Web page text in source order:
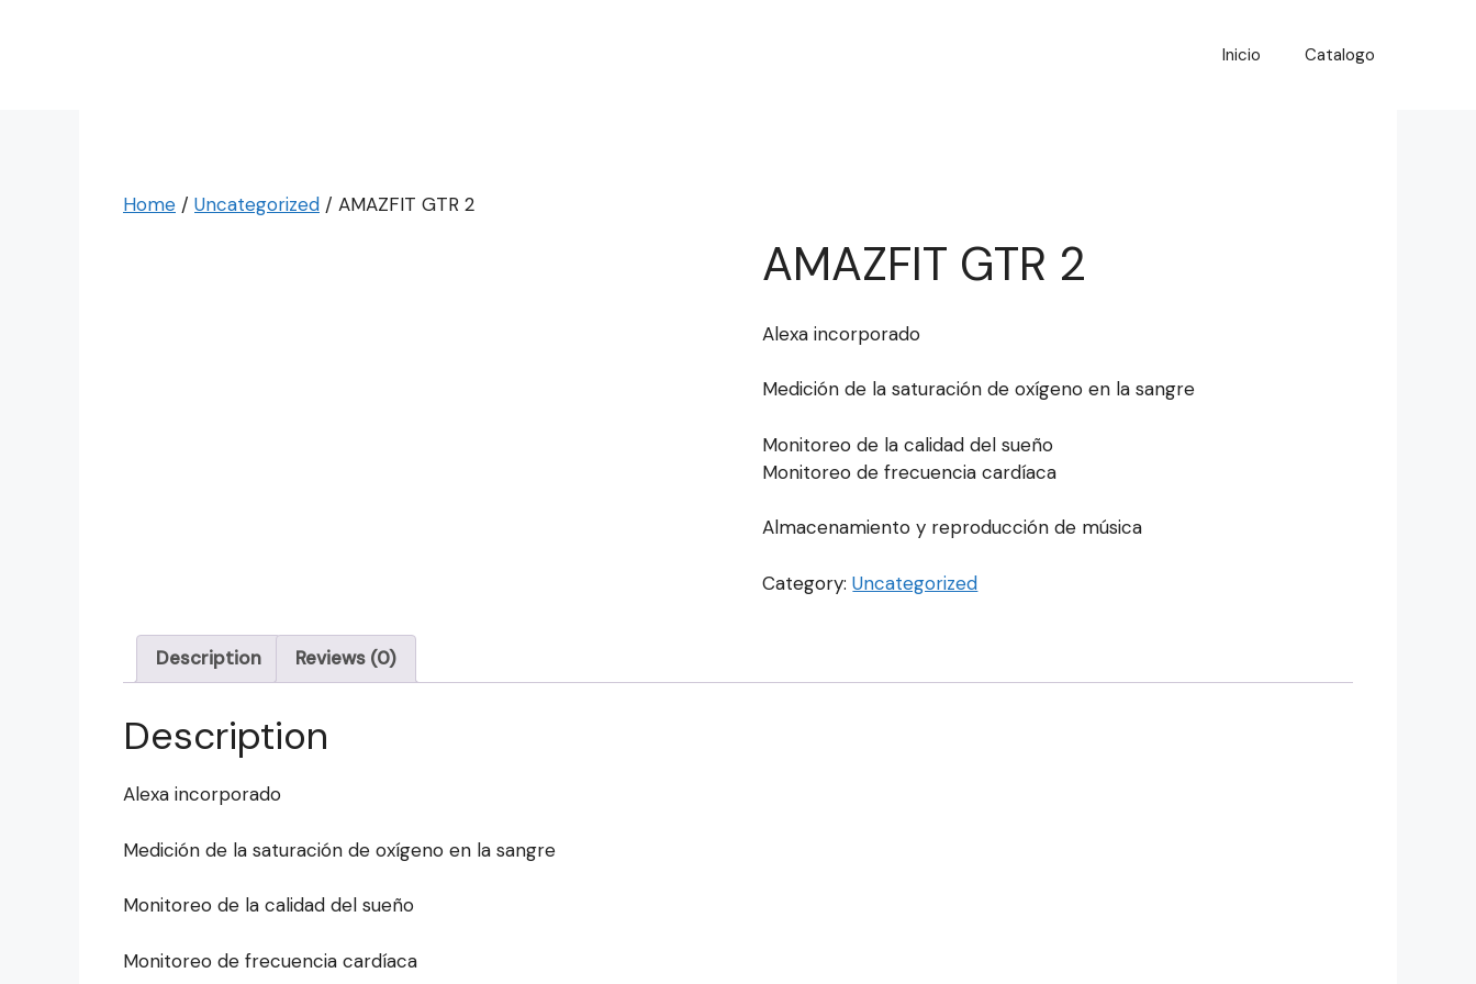
Inicio Catalogo
Home / Uncategorized / AMAZFIT GTR 2
AMAZFIT GTR 2
Alexa incorporado
Medición de la saturación de oxígeno en la sangre
Monitoreo de la calidad del sueño
Monitoreo de frecuencia cardíaca
Almacenamiento y reproducción de música
Category:Uncategorized
Description Reviews (0)
Description
Alexa incorporado
Medición de la saturación de oxígeno en la sangre
Monitoreo de la calidad del sueño
Monitoreo de frecuencia cardíaca